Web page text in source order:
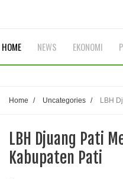
HOME NEWS EKONOMI
Home / Uncategories / LBH
LBH Djuang Pati
Kabupaten Pati